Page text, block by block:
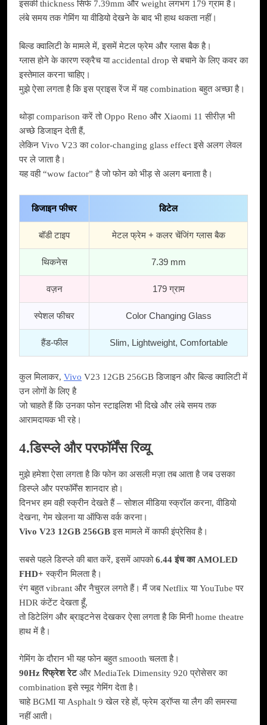
इसकी thickness सिर्फ 7.39mm और weight लगभग 179 ग्राम है।
लंबे समय तक गेमिंग या वीडियो देखने के बाद भी हाथ थकता नहीं।
बिल्ड क्वालिटी के मामले में, इसमें मेटल फ्रेम और ग्लास बैक है।
ग्लास होने के कारण स्क्रैच या accidental drop से बचाने के लिए कवर का
इस्तेमाल करना चाहिए।
मुझे ऐसा लगता है कि इस प्राइस रेंज में यह combination बहुत अच्छा है।
थोड़ा comparison करें तो Oppo Reno और Xiaomi 11 सीरीज़ भी
अच्छे डिजाइन देती हैं,
लेकिन Vivo V23 का color-changing glass effect इसे अलग लेवल
पर ले जाता है।
यह वही “wow factor” है जो फोन को भीड़ से अलग बनाता है।
डिजाइन फीचर डिटेल
बॉडी टाइप मेटल फ्रेम + कलर चेंजिंग ग्लास बैक
थिकनेस 7.39 mm
वज़न 179 ग्राम
स्पेशल फीचर Color Changing Glass
हैंड-फील Slim, Lightweight, Comfortable
कुल मिलाकर, Vivo V23 12GB 256GB डिजाइन और बिल्ड क्वालिटी में
उन लोगों के लिए है
जो चाहते हैं कि उनका फोन स्टाइलिश भी दिखे और लंबे समय तक
आरामदायक भी रहे।
4.डिस्प्ले और परफॉर्मेंस रिव्यू
मुझे हमेशा ऐसा लगता है कि फोन का असली मज़ा तब आता है जब उसका
डिस्प्ले और परफॉर्मेंस शानदार हो।
दिनभर हम वही स्क्रीन देखते हैं – सोशल मीडिया स्क्रॉल करना, वीडियो
देखना, गेम खेलना या ऑफिस वर्क करना।
Vivo V23 12GB 256GBइस मामले में काफी इंप्रेसिव है।
सबसे पहले डिस्प्ले की बात करें, इसमें आपको6.44 इंच का AMOLED
FHD+ स्क्रीन मिलता है।
रंग बहुत vibrant और नैचुरल लगते हैं। मैं जब Netflix या YouTube पर
HDR कंटेंट देखता हूँ,
तो डिटेलिंग और ब्राइटनेस देखकर ऐसा लगता है कि मिनी home theatre
हाथ में है।
गेमिंग के दौरान भी यह फोन बहुत smooth चलता है।
90Hz रिफ्रेश रेटऔर MediaTek Dimensity 920 प्रोसेसर का
combination इसे स्मूद गेमिंग देता है।
चाहे BGMI या Asphalt 9 खेल रहे हों, फ्रेम ड्रॉप्स या लैग की समस्या
नहीं आती।